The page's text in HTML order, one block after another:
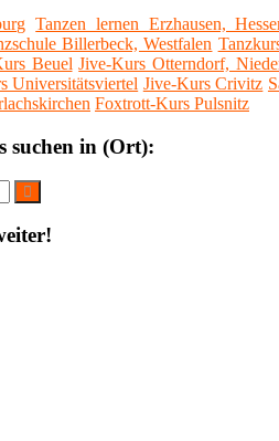
Tanzen lernen Erzhausen,
Billerbeck, Westfalen
Beuel Jive-Kurs Otterndorf,
Universitätsviertel Jive-Kurs Crivitz
Foxtrott-Kurs Pulsnitz
suchen in (Ort):
Suchen